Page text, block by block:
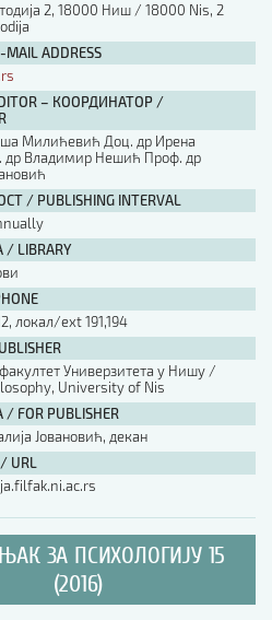
2, 18000 Ниш / 18000 Nis, 2
ADDRESS
– КООРДИНАТОР /
Милићевић Доц. др Ирена
др Владимир Нешић Проф. др
/ PUBLISHING INTERVAL
LIBRARY
локал/ext 191,194
Универзитета у Нишу /
University of Nis
FOR PUBLISHER
Јовановић, декан
URL
ЗА ПСИХОЛОГИЈУ 15
(2016)